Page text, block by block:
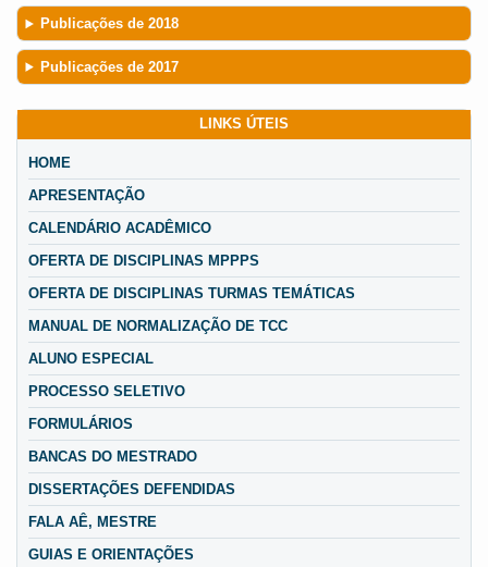
Publicações de 2018
Publicações de 2017
LINKS ÚTEIS
HOME
APRESENTAÇÃO
CALENDÁRIO ACADÊMICO
OFERTA DE DISCIPLINAS MPPPS
OFERTA DE DISCIPLINAS TURMAS TEMÁTICAS
MANUAL DE NORMALIZAÇÃO DE TCC
ALUNO ESPECIAL
PROCESSO SELETIVO
FORMULÁRIOS
BANCAS DO MESTRADO
DISSERTAÇÕES DEFENDIDAS
FALA AÊ, MESTRE
GUIAS E ORIENTAÇÕES